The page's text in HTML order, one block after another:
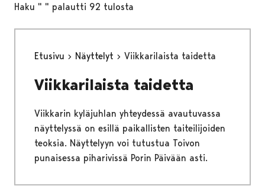
Haku " " palautti 92 tulosta
Etusivu Näyttelyt Viikkarilaista taidetta
Viikkarilaista taidetta
Viikkarin kyläjuhlan yhteydessä avautuvassa
näyttelyssä on esillä paikallisten taiteilijoiden
teoksia. Näyttelyyn voi tutustua Toivon
punaisessa piharivissä Porin Päivään asti.